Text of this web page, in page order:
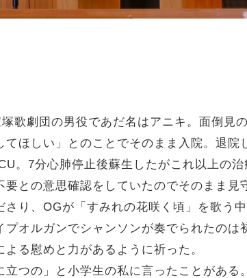
歌劇団の男役であだ名はアニキ。面倒見
てほしい」とのことでそのまま入院。退院
。7分心肺停止後蘇生したがこれ以上の
との意思確認をしていたのでそのまま見
り、OGが「すみれの花咲く頃」を歌う
オルガンでシャンソンが奏でられたのは
る慰めと力があるように祈った。
つの」と小学生の私に言ったことがある